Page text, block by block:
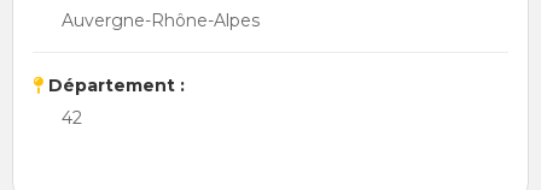
Auvergne-Rhône-Alpes
Département :
42